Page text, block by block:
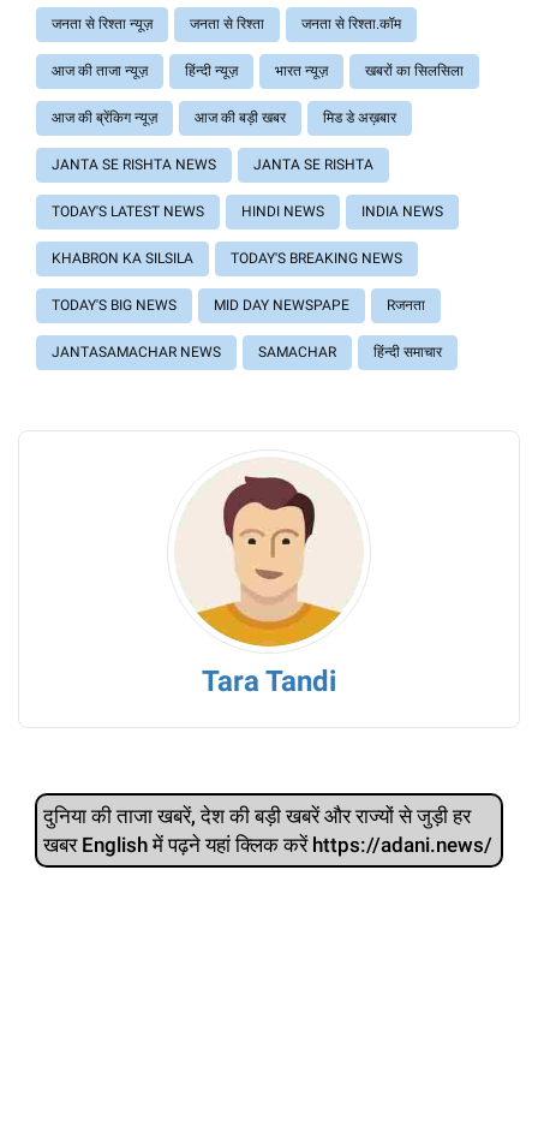
जनता से रिश्ता न्यूज़ जनता से रिश्ता जनता से रिश्ता.कॉम
आज की ताजा न्यूज़ हिंन्दी न्यूज़ भारत न्यूज़ खबरों का सिलसिला
आज की ब्रेंकिग न्यूज़ आज की बड़ी खबर मिड डे अख़बार
JANTA SE RISHTA NEWS JANTA SE RISHTA
TODAY'S LATEST NEWS HINDI NEWS INDIA NEWS
KHABRON KA SILSILA TODAY'S BREAKING NEWS
TODAY'S BIG NEWS MID DAY NEWSPAPE Rजनता
JANTASAMACHAR NEWS SAMACHAR हिंन्दी समाचार
Tara Tandi
दुनिया की ताजा खबरें, देश की बड़ी खबरें और राज्‍यों से जुड़ी हर
खबर English में पढ़ने यहां क्लिक करें https://adani.news/